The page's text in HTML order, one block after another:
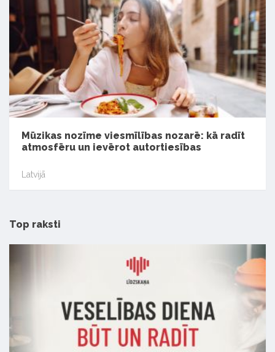
Mūzikas nozīme viesmīlības nozarē: kā radīt
atmosfēru un ievērot autortiesības
Latvijā
Top raksti